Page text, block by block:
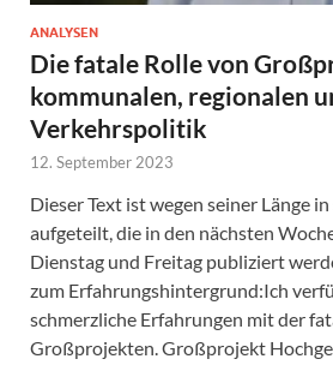
ANALYSEN
Die fatale Rolle von
kommunalen, regionalen
Verkehrspolitik
12. September 2023
Dieser Text ist wegen seiner Länge
aufgeteilt, die in den nächsten
Dienstag und Freitag publiziert
zum Erfahrungshintergrund:Ich
schmerzliche Erfahrungen mit der
Großprojekten. Großprojekt